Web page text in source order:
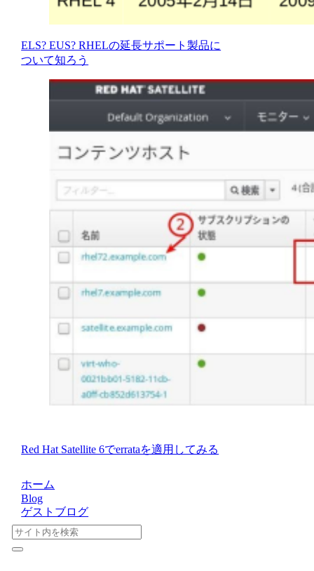
ELS? EUS? RHELの延長サポート製品に
ついて知ろう
Red Hat Satellite 6でerrataを適用してみる
ホーム
Blog
ゲストブログ